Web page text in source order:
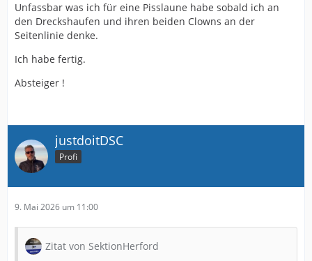
Unfassbar was ich für eine Pisslaune habe sobald ich an
den Dreckshaufen und ihren beiden Clowns an der
Seitenlinie denke.
Ich habe fertig.
Absteiger !
justdoitDSC
Profi
9. Mai 2026 um 11:00
Zitat von SektionHerford